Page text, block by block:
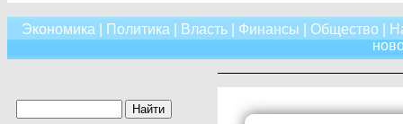
Экономика Политика Власть| Финансы Общество